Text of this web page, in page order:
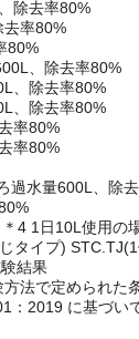
除去率80%
率80%
、除去率80%
、除去率80%
、除去率80%
率80%
率80%
水量600L、除去
4 1日10L使用の
タイプ)
結果
法で定められた
2019 に基づい